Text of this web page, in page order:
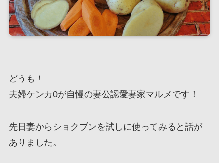
どうも！
夫婦ケンカ0が自慢の妻公認愛妻家マルメです！
先日妻からショクブンを試しに使ってみると話が
ありました。